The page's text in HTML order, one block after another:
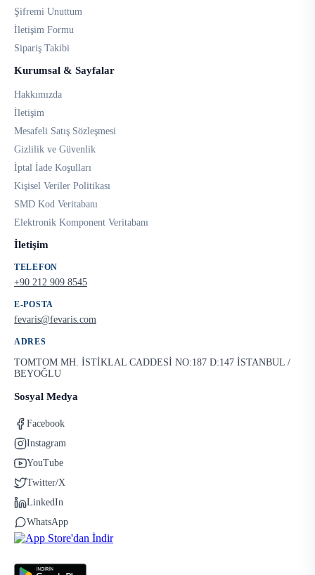
Şifremi Unuttum
İletişim Formu
Sipariş Takibi
Kurumsal & Sayfalar
Hakkımızda
İletişim
Mesafeli Satış Sözleşmesi
Gizlilik ve Güvenlik
İptal İade Koşulları
Kişisel Veriler Politikası
SMD Kod Veritabanı
Elektronik Komponent Veritabanı
İletişim
TELEFON
+90 212 909 8545
E-POSTA
fevaris@fevaris.com
ADRES
TOMTOM MH. İSTİKLAL CADDESİ NO:187 D:147 İSTANBUL /
BEYOĞLU
Sosyal Medya
Facebook
Instagram
YouTube
Twitter/X
LinkedIn
WhatsApp